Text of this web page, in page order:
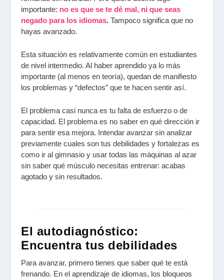
importante: no es que se te dé mal, ni que seas
negado para los idiomas. Tampoco significa que no
hayas avanzado.
Esta situación es relativamente común en estudiantes
de nivel intermedio. Al haber aprendido ya lo más
importante (al menos en teoría), quedan de manifiesto
los problemas y “defectos” que te hacen sentir así.
El problema casi nunca es tu falta de esfuerzo o de
capacidad. El problema es no saber en qué dirección ir
para sentir esa mejora. Intendar avanzar sin analizar
previamente cuales son tus debilidades y fortalezas es
como ir al gimnasio y usar todas las máquinas al azar
sin saber qué músculo necesitas entrenar: acabas
agotado y sin resultados.
El autodiagnóstico:
Encuentra tus debilidades
Para avanzar, primero tienes que saber qué te está
frenando. En el aprendizaje de idiomas, los bloqueos